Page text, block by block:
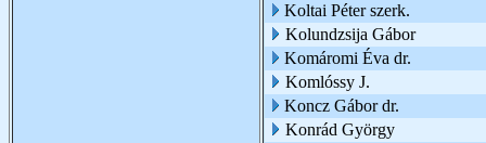
Koltai Péter szerk.
Kolundzsija Gábor
Komáromi Éva dr.
Komlóssy J.
Koncz Gábor dr.
Konrád György